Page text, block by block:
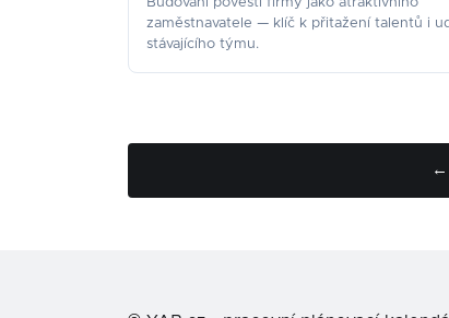
zaměstnavatele — klíč k přitažení talentů i
stávajícího týmu.
←